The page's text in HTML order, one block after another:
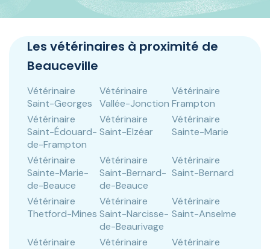
Panneau de gestion des cookies
Les vétérinaires à proximité de
Beauceville
Vétérinaire
Saint-Georges
Vétérinaire
Vallée-Jonction
Vétérinaire
Frampton
Vétérinaire
Saint-Édouard-
de-Frampton
Vétérinaire
Saint-Elzéar
Vétérinaire
Sainte-Marie
Vétérinaire
Sainte-Marie-
de-Beauce
Vétérinaire
Saint-Bernard-
de-Beauce
Vétérinaire
Saint-Bernard
Vétérinaire
Thetford-Mines
Vétérinaire
Saint-Narcisse-
de-Beaurivage
Vétérinaire
Saint-Anselme
Vétérinaire
Vétérinaire
Vétérinaire